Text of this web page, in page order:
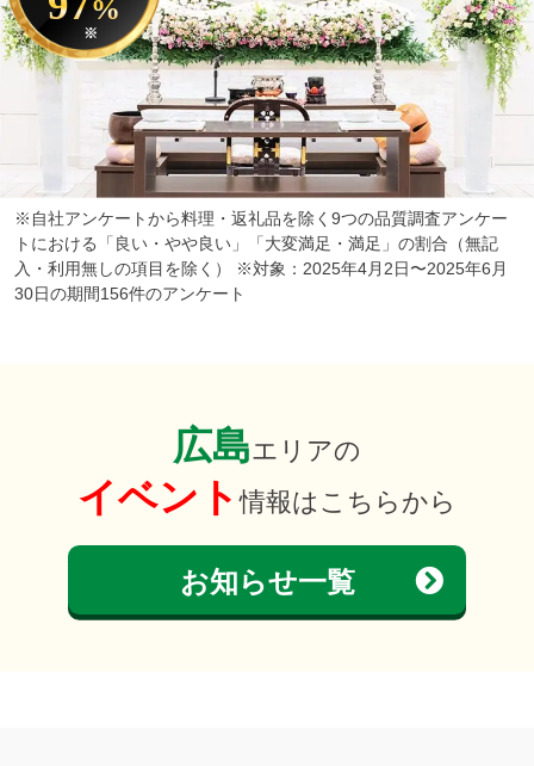
%
※
※自社アンケートから料理・返礼品を除く9つの品質調査アンケー
トにおける「良い・やや良い」「大変満足・満足」の割合（無記
入・利用無しの項目を除く） ※対象：2025年4月2日〜2025年6月
30日の期間156件のアンケート
広島エリアの
イベント情報はこちらから
お知らせ一覧